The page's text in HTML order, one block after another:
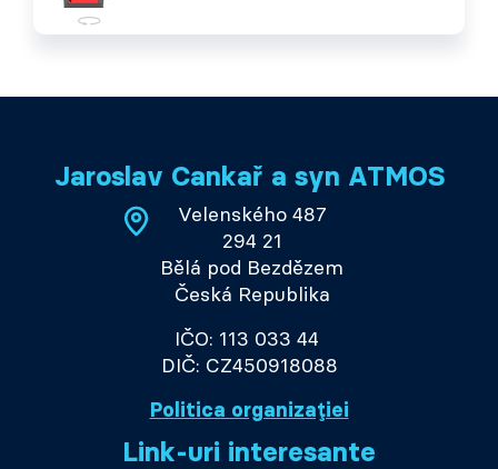
Jaroslav Cankař a syn ATMOS
Velenského 487
294 21
Bělá pod Bezdězem
Česká Republika
IČO: 113 033 44
DIČ: CZ450918088
Politica organizației
Link-uri interesante